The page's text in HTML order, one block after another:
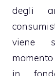
degli
viene